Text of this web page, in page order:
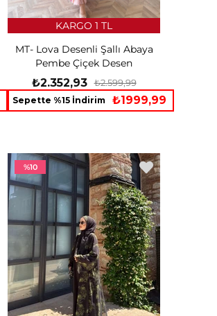
MT- Lova Desenli Şallı Abaya
Pembe Çiçek Desen
₺2.352,93 ₺2.599,99
Sepette %15 İndirim ₺1999,99
KARGO 1 TL
%10